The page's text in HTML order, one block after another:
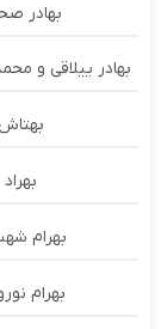
بهادر
بهادر ییلاقی و
بهتاش
بهراد
بهرام
بهرام